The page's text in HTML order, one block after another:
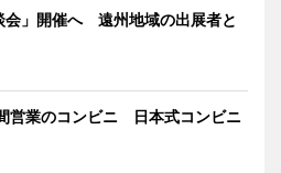
会」開催へ 遠州地域の出展者と
営業のコンビニ 日本式コンビニ